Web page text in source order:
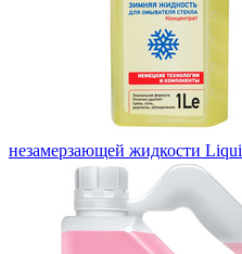
незамерзающей жидкости